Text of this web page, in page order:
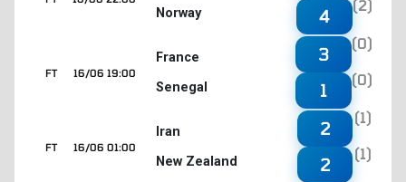
Norway
4
(2)
16/06 19:00
FT
France
Senegal
3
(0)
1
(0)
16/06 01:00
FT
Iran
New Zealand
2
(1)
2
(1)